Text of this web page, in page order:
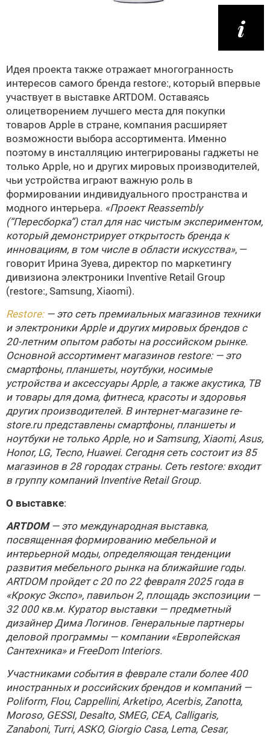
Идея проекта также отражает многогранность
интересов самого бренда restore:, который впервые
участвует в выставке ARTDOM. Оставаясь
олицетворением лучшего места для покупки
товаров Apple в стране, компания расширяет
возможности выбора ассортимента. Именно
поэтому в инсталляцию интегрированы гаджеты не
только Apple, но и других мировых производителей,
чьи устройства играют важную роль в
формировании индивидуального пространства и
модного интерьера. «Проект Reassembly
(“Пересборка”) стал для нас чистым экспериментом,
который демонстрирует открытость бренда к
инновациям, в том числе в области искусства», —
говорит Ирина Зуева, директор по маркетингу
дивизиона электроники Inventive Retail Group
(restore:, Samsung, Xiaomi).
Restore:— это сеть премиальных магазинов техники
и электроники Apple и других мировых брендов с
20-летним опытом работы на российском рынке.
Основной ассортимент магазинов restore: — это
смартфоны, планшеты, ноутбуки, носимые
устройства и аксессуары Apple, а также акустика, ТВ
и товары для дома, фитнеса, красоты и здоровья
других производителей. В интернет-магазине re-
store.ru представлены смартфоны, планшеты и
ноутбуки не только Apple, но и Samsung, Xiaomi, Asus,
Honor, LG, Tecno, Huawei. Сегодня сеть состоит из 85
магазинов в 28 городах страны. Сеть restore: входит
в группу компаний Inventive Retail Group.
О выставке:
ARTDOM— это международная выставка,
посвященная формированию мебельной и
интерьерной моды, определяющая тенденции
развития мебельного рынка на ближайшие годы.
ARTDOM пройдет с 20 по 22 февраля 2025 года в
«Крокус Экспо», павильон 2, площадь экспозиции —
32 000 кв.м. Куратор выставки — предметный
дизайнер Дима Логинов. Генеральные партнеры
деловой программы — компании «Европейская
Сантехника» и FreeDom Interiors.
Участниками события в феврале стали более 400
иностранных и российских брендов и компаний —
Poliform, Flou, Cappellini, Arketipo, Acerbis, Zanotta,
Moroso, GESSI, Desalto, SMEG, CEA, Calligaris,
Zanaboni, Turri, ASKO, Giorgio Casa, Lema, Cesar,